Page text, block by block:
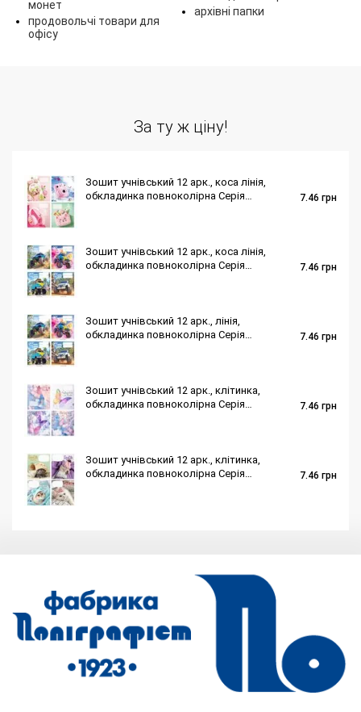
монет
продовольчі товари для
офісу
архівні папки
За ту ж ціну!
Зошит учнівський 12 арк., коса лінія,
обкладинка повноколірна Серія
7.46 грн
Зошит учнівський 12 арк., коса лінія,
обкладинка повноколірна Серія
7.46 грн
Зошит учнівський 12 арк., лінія,
обкладинка повноколірна Серія
7.46 грн
Зошит учнівський 12 арк., клітинка,
обкладинка повноколірна Серія
7.46 грн
Зошит учнівський 12 арк., клітинка,
обкладинка повноколірна Серія
7.46 грн